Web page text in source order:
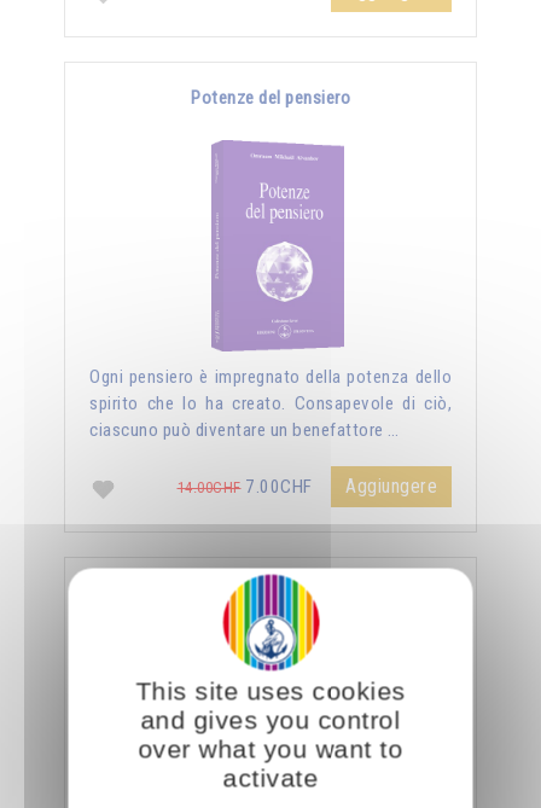
Potenze del pensiero
Ogni pensiero è impregnato della potenza dello
spirito che lo ha creato. Consapevole di ciò,
ciascuno può diventare un benefattore …
14.00CHF7.00CHF Aggiungere
La sessualità forza del cielo
This site uses cookies
and gives you control
over what you want to
activate